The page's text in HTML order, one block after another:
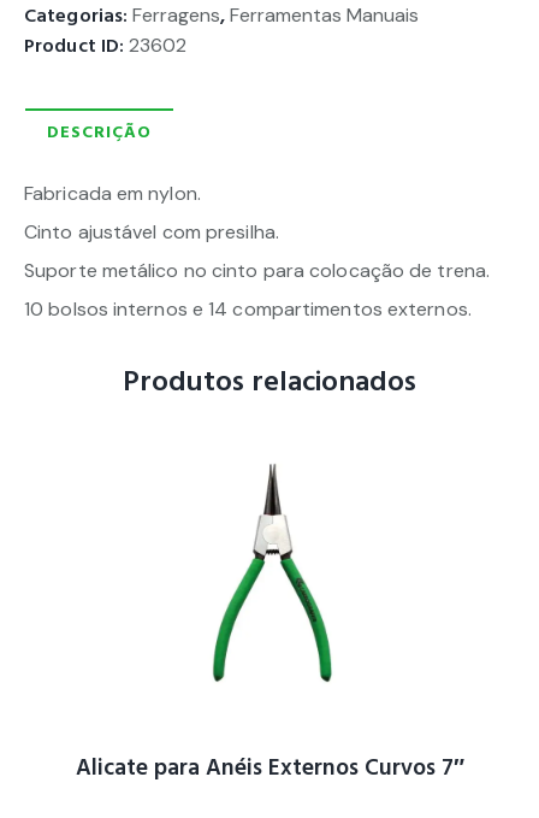
Categorias:Ferragens,Ferramentas Manuais
Product ID:23602
DESCRIÇÃO
Fabricada em nylon.
Cinto ajustável com presilha.
Suporte metálico no cinto para colocação de trena.
10 bolsos internos e 14 compartimentos externos.
Produtos relacionados
Alicate para Anéis Externos Curvos 7″